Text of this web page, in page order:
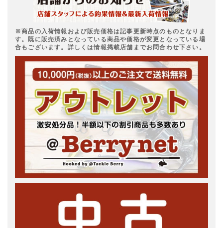
※商品の入荷情報および販売価格は記事更新時点のものとなりま
す。既に販売済みとなっている商品や価格が変更となっている場
合もございます。詳しくは情報掲載店舗までお問合わせ下さい。